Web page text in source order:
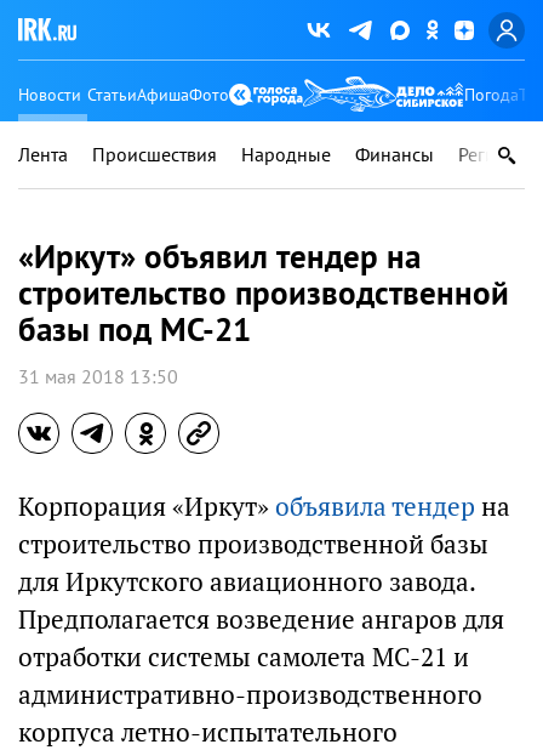
Новости СтатьиАфишаФото Погода
Лента Происшествия Народные Финансы Регионы
«Иркут» объявил тендер на
строительство производственной
базы под МС-21
31 мая 2018 13:50
Корпорация «Иркут»объявила тендер на
строительство производственной базы
для Иркутского авиационного завода.
Предполагается возведение ангаров для
отработки системы самолета МС-21 и
административно-производственного
корпуса летно-испытательного